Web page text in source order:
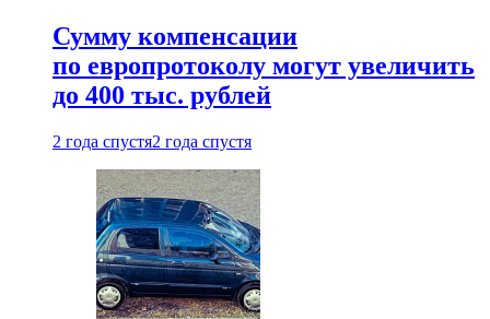
Сумму компенсации
по европротоколу могут увеличить
до 400 тыс. рублей
2 года спустя2 года спустя